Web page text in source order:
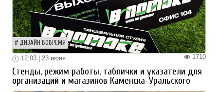
ДИЗАЙН ВОВРЕМЯ
1710
12:03 | 23 июня
Стенды, режим работы, таблички и указатели для
организаций и магазинов Каменска-Уральского